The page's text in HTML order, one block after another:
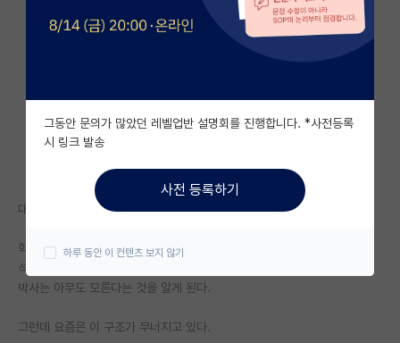
베스트 게시판
자유 게시판(아무개랩)
미국 유학 게시판
미국 대학원 합격 후기 게시판
대학원생 모집 게시판
연구실(PI) 홍보 게시판
대학원에는 이런 밈이 있다.
학사는 모든 것을 안다고 생각하고,
석사는 자신이 모른다는 것을 알게 되고,
박사는 아무도 모른다는 것을 알게 된다.
그런데 요즘은 이 구조가 무너지고 있다.
그동안 문의가 많았던 레벨업반 설명회를 진행합니다. *사전등록
시 링크 발송
사전 등록하기
하루 동안 이 컨텐츠 보지 않기